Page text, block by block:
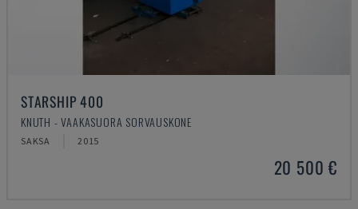
STARSHIP 400
KNUTH - VAAKASUORA SORVAUSKONE
SAKSA 2015
20 500 €